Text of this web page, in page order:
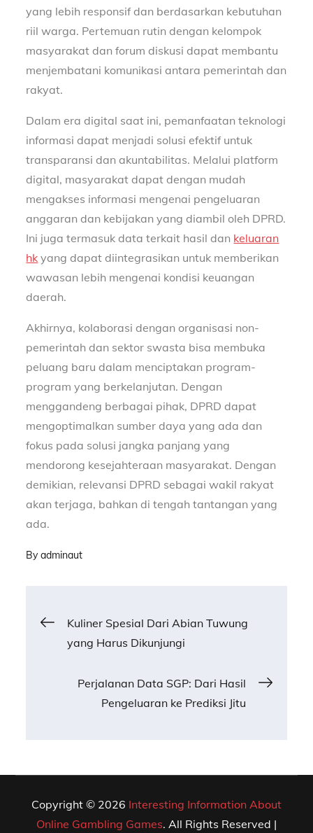
yang lebih responsif dan berdasarkan kebutuhan
riil warga. Pertemuan rutin dengan kelompok
masyarakat dan forum diskusi dapat membantu
menjembatani komunikasi antara pemerintah dan
rakyat.
Dalam era digital saat ini, pemanfaatan teknologi
informasi dapat menjadi solusi efektif untuk
transparansi dan akuntabilitas. Melalui platform
digital, masyarakat dapat dengan mudah
mengakses informasi mengenai pengeluaran
anggaran dan kebijakan yang diambil oleh DPRD.
Ini juga termasuk data terkait hasil dan keluaran
hk yang dapat diintegrasikan untuk memberikan
wawasan lebih mengenai kondisi keuangan
daerah.
Akhirnya, kolaborasi dengan organisasi non-
pemerintah dan sektor swasta bisa membuka
peluang baru dalam menciptakan program-
program yang berkelanjutan. Dengan
menggandeng berbagai pihak, DPRD dapat
mengoptimalkan sumber daya yang ada dan
fokus pada solusi jangka panjang yang
mendorong kesejahteraan masyarakat. Dengan
demikian, relevansi DPRD sebagai wakil rakyat
akan terjaga, bahkan di tengah tantangan yang
ada.
Byadminaut
Post
Kuliner Spesial Dari Abian Tuwung
yang Harus Dikunjungi
Perjalanan Data SGP: Dari Hasil
Pengeluaran ke Prediksi Jitu
Copyright © 2026 Interesting Information About
Online Gambling Games. All Rights Reserved |